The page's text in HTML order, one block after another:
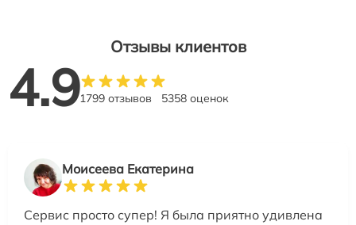
Отзывы клиентов
4.91799 отзывов 5358 оценок
Моисеева Екатерина
Сервис просто супер! Я была приятно удивлена